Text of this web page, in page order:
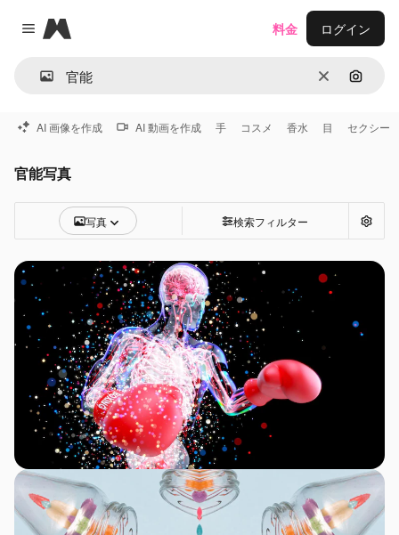
Close menu
Magnific
消去 画像で
料金 ログイン
AI 画像を作成 AI 動画を作成 手 コスメ 香水 目 セクシー
官能写真
写真 検索フィルター